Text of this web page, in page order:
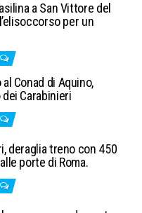
a San Vittore del
per un
Conad di Aquino,
Carabinieri
deraglia treno con 450
porte di Roma.